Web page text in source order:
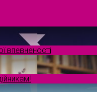
впевненості